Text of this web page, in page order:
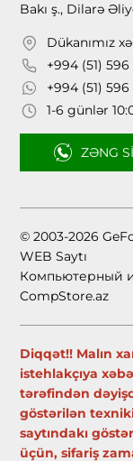
Bakı ş., Dilarə
Dükanımız
+994 (51) 596
+994 (51) 596
1-6 günlər
ZƏNG
© 2003-2026
WEB Saytı
Компьютерный
CompStore.az
Diqqət!! Malın
istehlakçıya
tərəfindən
göstərilən
saytındakı
üçün, sifariş